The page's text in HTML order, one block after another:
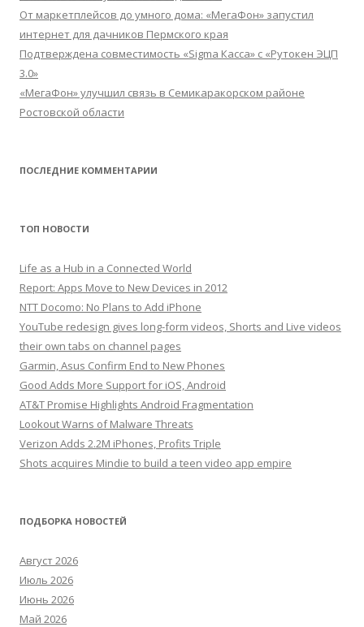
От маркетплейсов до умного дома: «МегаФон» запустил
интернет для дачников Пермского края
Подтверждена совместимость «Sigma Касса» с «Рутокен ЭЦП
3.0»
«МегаФон» улучшил связь в Семикаракорском районе
Ростовской области
ПОСЛЕДНИЕ КОММЕНТАРИИ
ТОП НОВОСТИ
Life as a Hub in a Connected World
Report: Apps Move to New Devices in 2012
NTT Docomo: No Plans to Add iPhone
YouTube redesign gives long-form videos, Shorts and Live videos
their own tabs on channel pages
Garmin, Asus Confirm End to New Phones
Good Adds More Support for iOS, Android
AT&T Promise Highlights Android Fragmentation
Lookout Warns of Malware Threats
Verizon Adds 2.2M iPhones, Profits Triple
Shots acquires Mindie to build a teen video app empire
ПОДБОРКА НОВОСТЕЙ
Август 2026
Июль 2026
Июнь 2026
Май 2026